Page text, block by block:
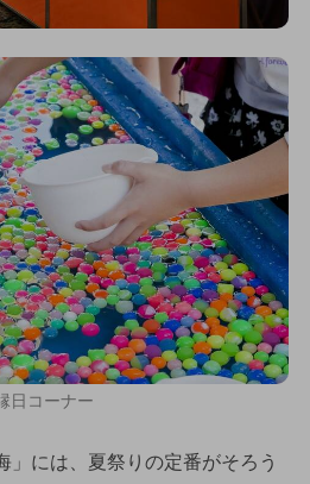
日コーナー
」には、夏祭りの定番がそろう